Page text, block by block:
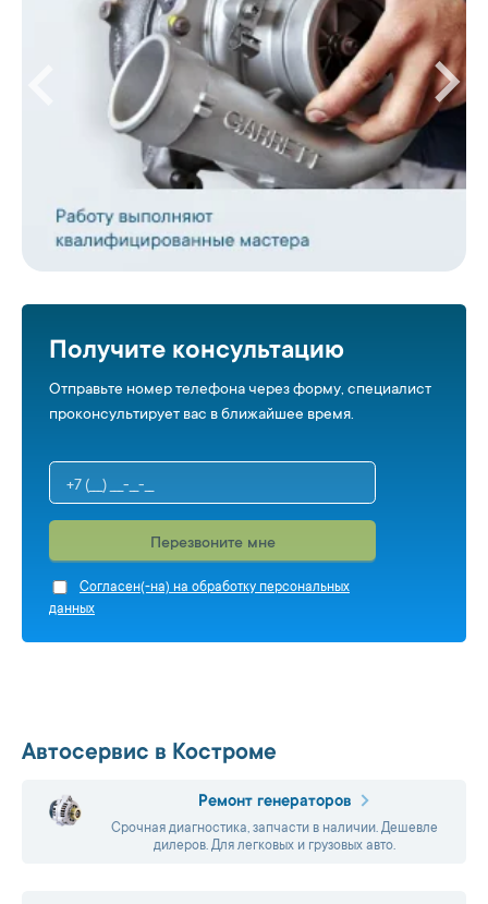
Получите консультацию
Отправьте номер телефона через форму, специалист
проконсультирует вас в ближайшее время.
Перезвоните мне
Cогласен(-на) на обработку персональных
данных
Автосервис в Костроме
Ремонт генераторов
Срочная диагностика, запчасти в наличии. Дешевле
дилеров. Для легковых и грузовых авто.